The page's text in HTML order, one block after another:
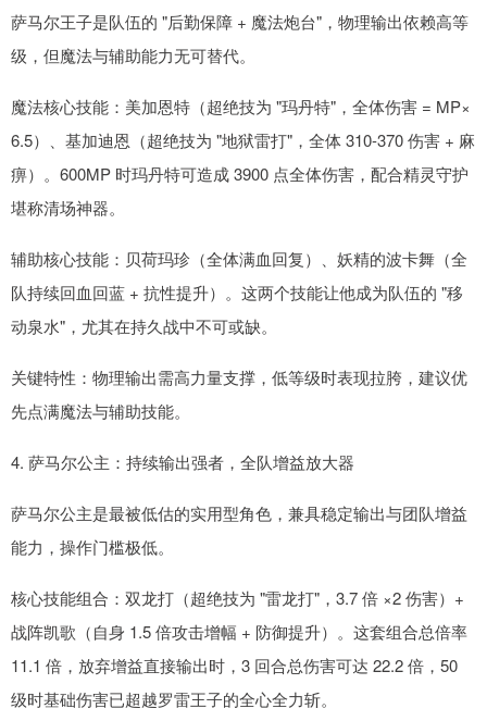
萨马尔王子是队伍的 "后勤保障 + 魔法炮台"，物理输出依赖高等
级，但魔法与辅助能力无可替代。
魔法核心技能：美加恩特（超绝技为 "玛丹特"，全体伤害 = MP×
6.5）、基加迪恩（超绝技为 "地狱雷打"，全体 310-370 伤害 + 麻
痹）。600MP 时玛丹特可造成 3900 点全体伤害，配合精灵守护
堪称清场神器。
辅助核心技能：贝荷玛珍（全体满血回复）、妖精的波卡舞（全
队持续回血回蓝 + 抗性提升）。这两个技能让他成为队伍的 "移
动泉水"，尤其在持久战中不可或缺。
关键特性：物理输出需高力量支撑，低等级时表现拉胯，建议优
先点满魔法与辅助技能。
4. 萨马尔公主：持续输出强者，全队增益放大器
萨马尔公主是最被低估的实用型角色，兼具稳定输出与团队增益
能力，操作门槛极低。
核心技能组合：双龙打（超绝技为 "雷龙打"，3.7 倍 ×2 伤害）+
战阵凯歌（自身 1.5 倍攻击增幅 + 防御提升）。这套组合总倍率
11.1 倍，放弃增益直接输出时，3 回合总伤害可达 22.2 倍，50
级时基础伤害已超越罗雷王子的全心全力斩。